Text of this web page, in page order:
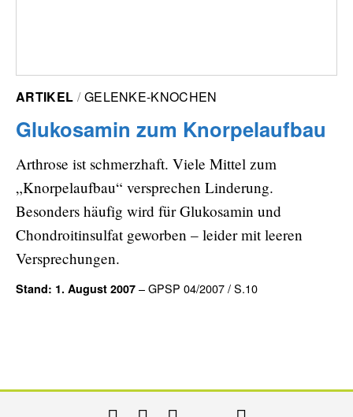
ARTIKEL GELENKE-KNOCHEN
Glukosamin zum Knorpelaufbau
Arthrose ist schmerzhaft. Viele Mittel zum
„Knorpelaufbau“ versprechen Linderung.
Besonders häufig wird für Glukosamin und
Chondroitinsulfat geworben – leider mit leeren
Versprechungen.
Stand: 1. August 2007 – GPSP 04/2007 / S.10